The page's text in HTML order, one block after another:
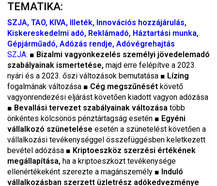
TEMATIKA:
SZJA, TAO, KIVA, Illeték, Innovációs hozzájárulás,
Kiskereskedelmi adó, Reklámadó, Háztartási munka,
Gépjárműadó, Adózás rendje, Adóvégrehajtás
SZJA: ■ Bizalmi vagyonkezelés személyi jövedelemadó
szabályainak ismertetése, majd erre felépítve a 2023.
nyári és a 2023. őszi változások bemutatása ■ Lízing
fogalmának változása ■ Cég megszűnését követő
vagyonrendezési eljárást követően kiadott vagyon adózása
■ Bevallási tervezet szabályainak változása több
önkéntes kölcsönös pénztártagság esetén ■ Egyéni
vállalkozó szünetelése esetén a szünetelést követően a
vállalkozási tevékenységgel összefüggésben keletkezett
bevétel adózása ■ Kriptoeszköz szerzési értékének
megállapítása, ha a kriptoeszközt tevékenysége
ellenértékeként szerezte a magánszemély ■ Induló
vállalkozásban szerzett üzletrész adókedvezménye